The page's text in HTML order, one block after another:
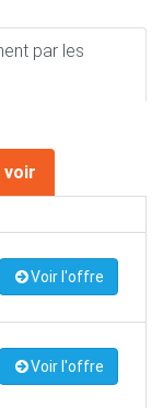
par les
voir
Voir l'offre
Voir l'offre